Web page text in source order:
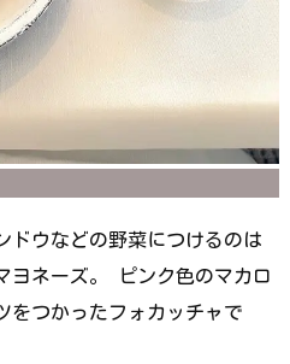
ドウなどの野菜につけるのは
ヨネーズ。 ピンク色のマカロ
をつかったフォカッチャで